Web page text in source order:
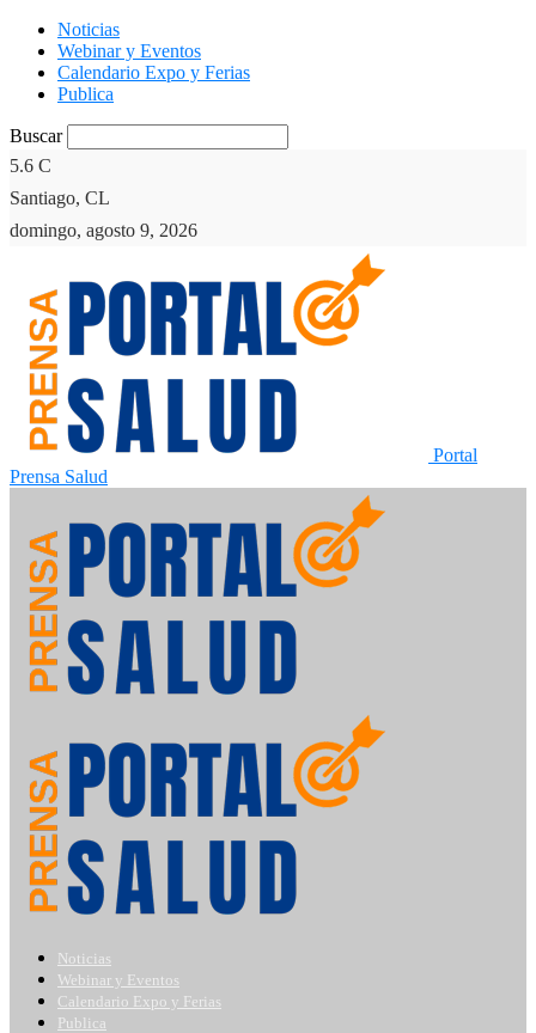
Noticias
Webinar y Eventos
Calendario Expo y Ferias
Publica
Buscar
5.6 C
Santiago, CL
domingo, agosto 9, 2026
Portal
Prensa Salud
Noticias
Webinar y Eventos
Calendario Expo y Ferias
Publica